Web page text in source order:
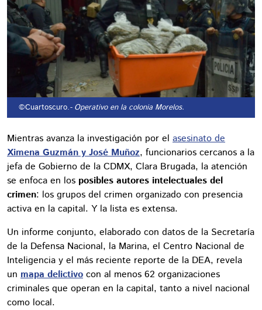
©Cuartoscuro.- Operativo en la colonia Morelos.
Mientras avanza la investigación por el asesinato de
Ximena Guzmán y José Muñoz, funcionarios cercanos a la
jefa de Gobierno de la CDMX, Clara Brugada, la atención
se enfoca en los posibles autores intelectuales del
crimen: los grupos del crimen organizado con presencia
activa en la capital. Y la lista es extensa.
Un informe conjunto, elaborado con datos de la Secretaría
de la Defensa Nacional, la Marina, el Centro Nacional de
Inteligencia y el más reciente reporte de la DEA, revela
un mapa delictivo con al menos 62 organizaciones
criminales que operan en la capital, tanto a nivel nacional
como local.